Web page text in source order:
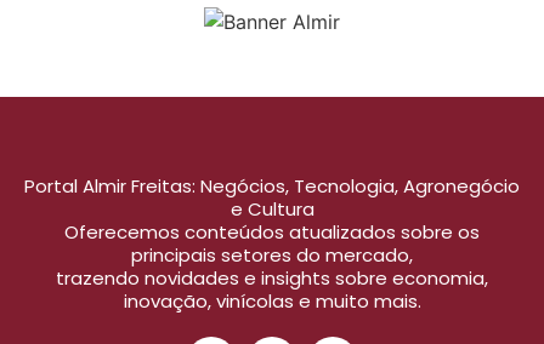
Portal Almir Freitas: Negócios, Tecnologia, Agronegócio
e Cultura
Oferecemos conteúdos atualizados sobre os
principais setores do mercado,
trazendo novidades e insights sobre economia,
inovação, vinícolas e muito mais.